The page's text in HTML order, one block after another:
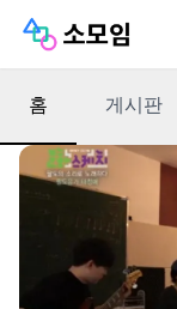
홈 게시판